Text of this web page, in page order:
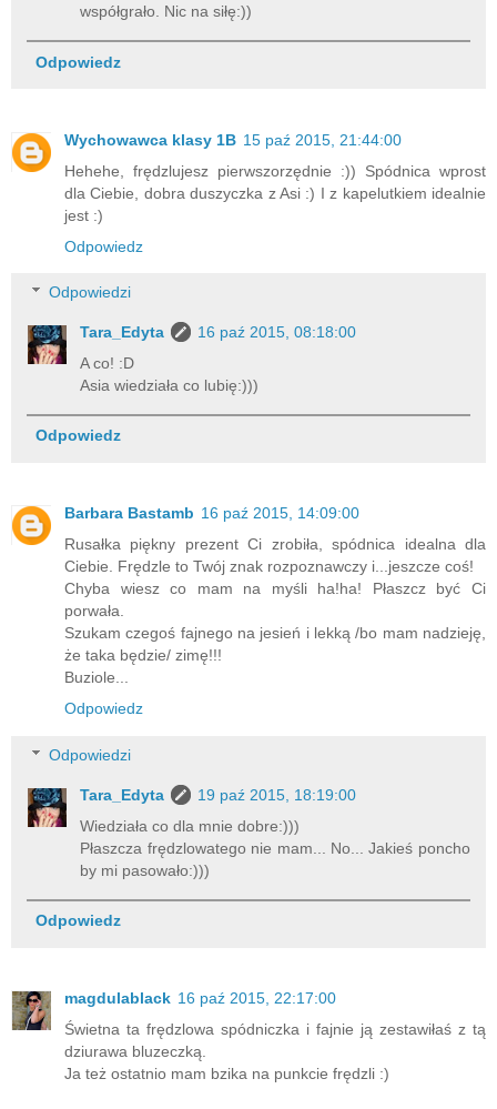
współgrało. Nic na siłę:))
Odpowiedz
Wychowawca klasy 1B 15 paź 2015, 21:44:00
Hehehe, frędzlujesz pierwszorzędnie :)) Spódnica wprost
dla Ciebie, dobra duszyczka z Asi :) I z kapelutkiem idealnie
jest :)
Odpowiedz
Odpowiedzi
Tara_Edyta
16 paź 2015, 08:18:00
A co! :D
Asia wiedziała co lubię:)))
Odpowiedz
Barbara Bastamb 16 paź 2015, 14:09:00
Rusałka piękny prezent Ci zrobiła, spódnica idealna dla
Ciebie. Frędzle to Twój znak rozpoznawczy i...jeszcze coś!
Chyba wiesz co mam na myśli ha!ha! Płaszcz być Ci
porwała.
Szukam czegoś fajnego na jesień i lekką /bo mam nadzieję,
że taka będzie/ zimę!!!
Buziole...
Odpowiedz
Odpowiedzi
Tara_Edyta
19 paź 2015, 18:19:00
Wiedziała co dla mnie dobre:)))
Płaszcza frędzlowatego nie mam... No... Jakieś poncho
by mi pasowało:)))
Odpowiedz
magdulablack 16 paź 2015, 22:17:00
Świetna ta frędzlowa spódniczka i fajnie ją zestawiłaś z tą
dziurawa bluzeczką.
Ja też ostatnio mam bzika na punkcie frędzli :)